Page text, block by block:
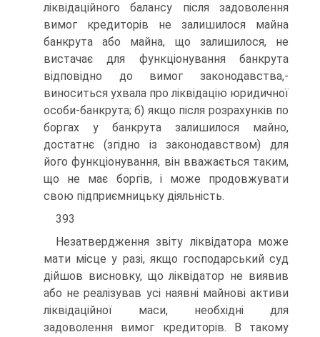
ліквідаційного балансу після задоволення
вимог кредиторів не залишилося майна
банкрута або майна, що залишилося, не
вистачає для функціонування банкрута
відповідно до вимог законодавства,-
виноситься ухвала про ліквідацію юридичної
особи-банкрута; б) якщо після розрахунків по
боргах у банкрута залишилося майно,
достатнє (згідно із законодавством) для
його функціонування, він вважається таким,
що не має боргів, і може продовжувати
свою підприємницьку діяльність.
393
Незатвердження звіту ліквідатора може
мати місце у разі, якщо господарський суд
дійшов висновку, що ліквідатор не виявив
або не реалізував усі наявні майнові активи
ліквідаційної маси, необхідні для
задоволення вимог кредиторів. В такому